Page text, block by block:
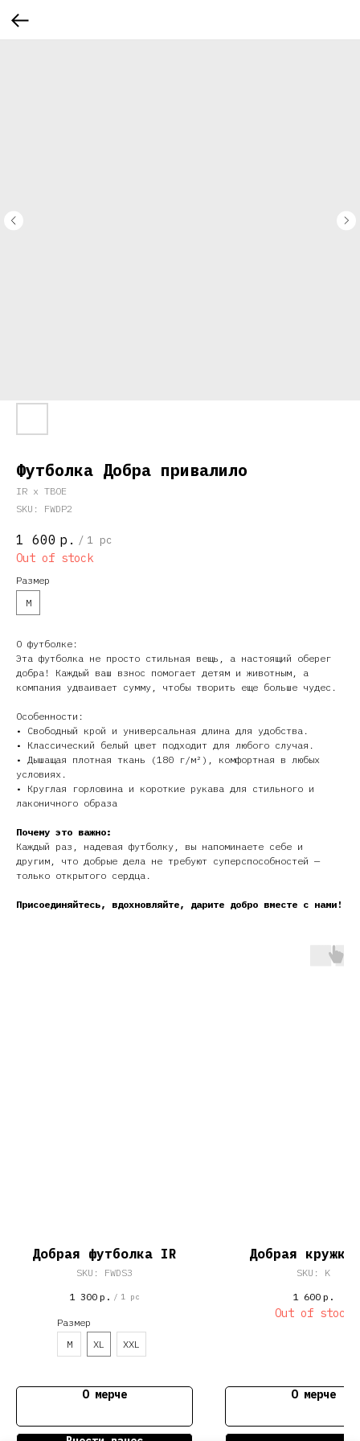
Футболка Добра привалило
IR x ТВОЕ
SKU: FWDP2
1 600 р. / 1 pc
Out of stock
Размер
M
О футболке:
Эта футболка не просто стильная вещь, а настоящий оберег
добра! Каждый ваш взнос помогает детям и животным, а
компания удваивает сумму, чтобы творить еще больше чудес.
Особенности:
• Свободный крой и универсальная длина для удобства.
• Классический белый цвет подходит для любого случая.
• Дышащая плотная ткань (180 г/м²), комфортная в любых
условиях.
• Круглая горловина и короткие рукава для стильного и
лаконичного образа
Почему это важно:
Каждый раз, надевая футболку, вы напоминаете себе и
другим, что добрые дела не требуют суперспособностей —
только открытого сердца.
Присоединяйтесь, вдохновляйте, дарите добро вместе с нами!
Добрая футболка IR
SKU: FWDS3
1 300 р. / 1 pc
Размер
M
XL XXL
О мерче
Добрая
SKU: K
1 600 р.
Out of stock
О мерче